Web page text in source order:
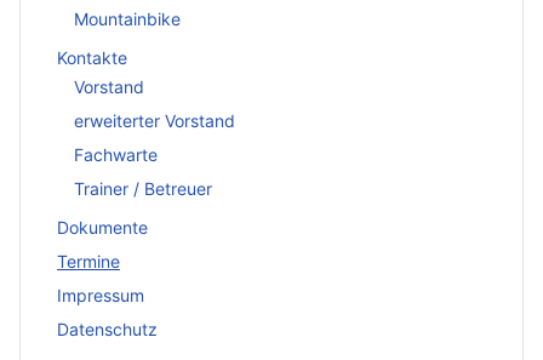
Mountainbike
Kontakte
Vorstand
erweiterter Vorstand
Fachwarte
Trainer / Betreuer
Dokumente
Termine
Impressum
Datenschutz